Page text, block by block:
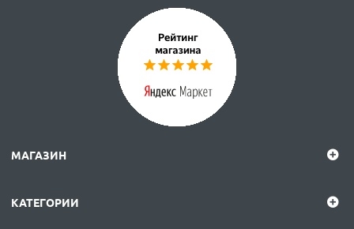
МАГАЗИН
КАТЕГОРИИ